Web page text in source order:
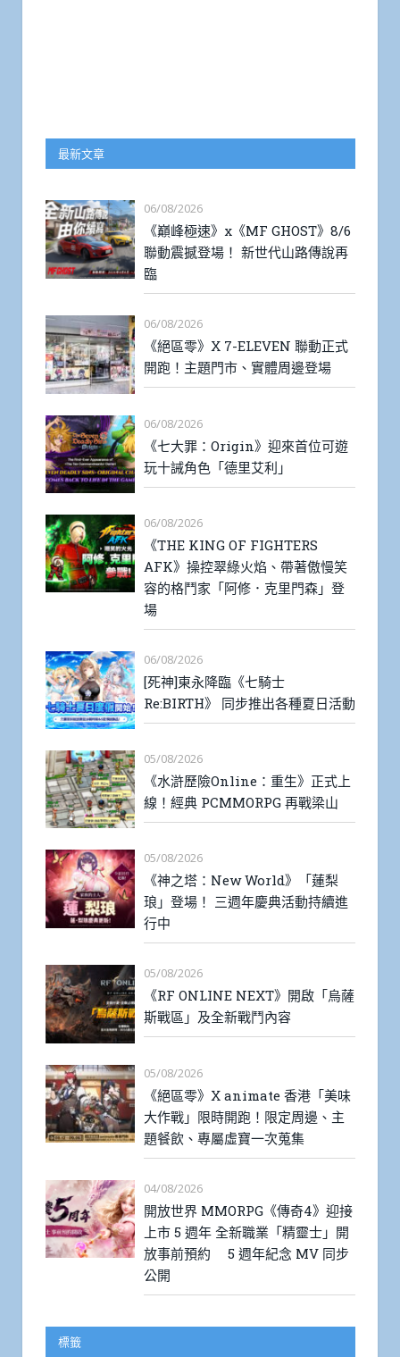
最新文章
06/08/2026
《巔峰極速》x《MF GHOST》8/6
聯動震撼登場！ 新世代山路傳說再
臨
06/08/2026
《絕區零》X 7-ELEVEN 聯動正式
開跑！主題門市、實體周邊登場
06/08/2026
《七大罪：Origin》迎來首位可遊
玩十誡角色「德里艾利」
06/08/2026
《THE KING OF FIGHTERS
AFK》操控翠綠火焰、帶著傲慢笑
容的格鬥家「阿修．克里門森」登
場
06/08/2026
[死神]東永降臨《七騎士
Re:BIRTH》 同步推出各種夏日活動
05/08/2026
《水滸歷險Online：重生》正式上
線！經典 PCMMORPG 再戰梁山
05/08/2026
《神之塔：New World》「蓮梨
琅」登場！ 三週年慶典活動持續進
行中
05/08/2026
《RF ONLINE NEXT》開啟「烏薩
斯戰區」及全新戰鬥內容
05/08/2026
《絕區零》X animate 香港「美味
大作戰」限時開跑！限定周邊、主
題餐飲、專屬虛寶一次蒐集
04/08/2026
開放世界 MMORPG《傳奇4》迎接
上市 5 週年 全新職業「精靈士」開
放事前預約 5 週年紀念 MV 同步
公開
標籤